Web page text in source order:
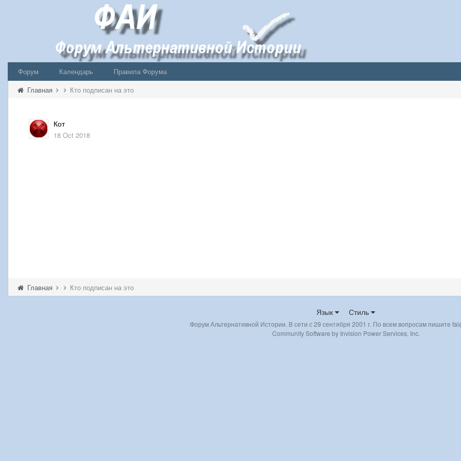
Форум Календарь
Правила Форума
Главная Кто подписан на это
Кот
18 Oct 2018
Главная Кто подписан на это
Язык Стиль
Форум Альтернативной Истории. В сети с 29 сентября 2001 г. По всем вопросам пишите
Community Software by Invision Power Services, Inc.